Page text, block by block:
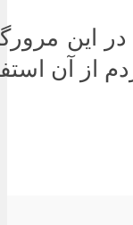
این
از آن